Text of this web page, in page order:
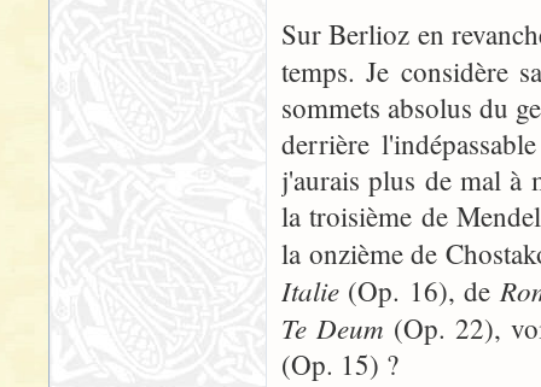
Sur Berlioz en
temps. Je considère
sommets absolus du
derrière
j'aurais plus de mal à
la troisième de
la onzième de
Italie (Op. 16), de
Te Deum (Op. 22),
(Op. 15) ?